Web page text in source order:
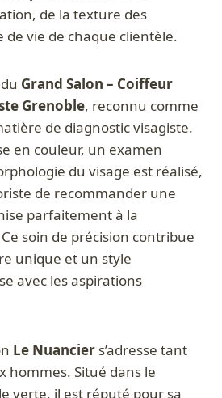
de la texture des
de vie de chaque clientèle.
Grand Salon – Coiffeur
Grenoble, reconnu comme
de diagnostic visagiste.
en couleur, un examen
du visage est réalisé,
de recommander une
parfaitement à la
soin de précision contribue
unique et un style
avec les aspirations
Le Nuancier s’adresse tant
hommes. Situé dans le
verte, il est réputé pour sa